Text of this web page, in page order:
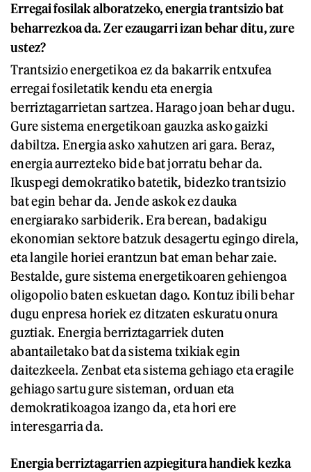
Erregai fosilak alboratzeko, energia trantsizio bat
beharrezkoa da. Zer ezaugarri izan behar ditu, zure
ustez?
Trantsizio energetikoa ez da bakarrik entxufea
erregai fosiletatik kendu eta energia
berriztagarrietan sartzea. Harago joan behar dugu.
Gure sistema energetikoan gauzka asko gaizki
dabiltza. Energia asko xahutzen ari gara. Beraz,
energia aurrezteko bide bat jorratu behar da.
Ikuspegi demokratiko batetik, bidezko trantsizio
bat egin behar da. Jende askok ez dauka
energiarako sarbiderik. Era berean, badakigu
ekonomian sektore batzuk desagertu egingo direla,
eta langile horiei erantzun bat eman behar zaie.
Bestalde, gure sistema energetikoaren gehiengoa
oligopolio baten eskuetan dago. Kontuz ibili behar
dugu enpresa horiek ez ditzaten eskuratu onura
guztiak. Energia berriztagarriek duten
abantailetako bat da sistema txikiak egin
daitezkeela. Zenbat eta sistema gehiago eta eragile
gehiago sartu gure sisteman, orduan eta
demokratikoagoa izango da, eta hori ere
interesgarria da.
Energia berriztagarrien azpiegitura handiek kezka